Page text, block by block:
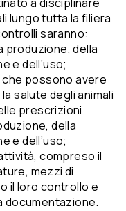
lungo tutta la filiera
saranno:
produzione, della
e dell’uso;
possono avere
salute degli animali
prescrizioni
della
e dell’uso;
compreso il
mezzi di
il loro controllo e
documentazione.